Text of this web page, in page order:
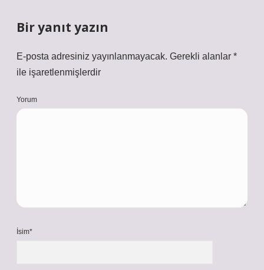
Bir yanıt yazın
E-posta adresiniz yayınlanmayacak. Gerekli alanlar *
ile işaretlenmişlerdir
Yorum
İsim*